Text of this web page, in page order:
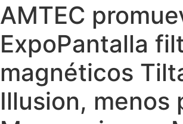
AMTEC
ExpoPantalla
magnéticos
Illusion, menos